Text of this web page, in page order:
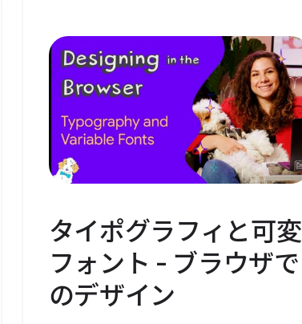
タイポグラフィと可変
フォント - ブラウザで
のデザイン